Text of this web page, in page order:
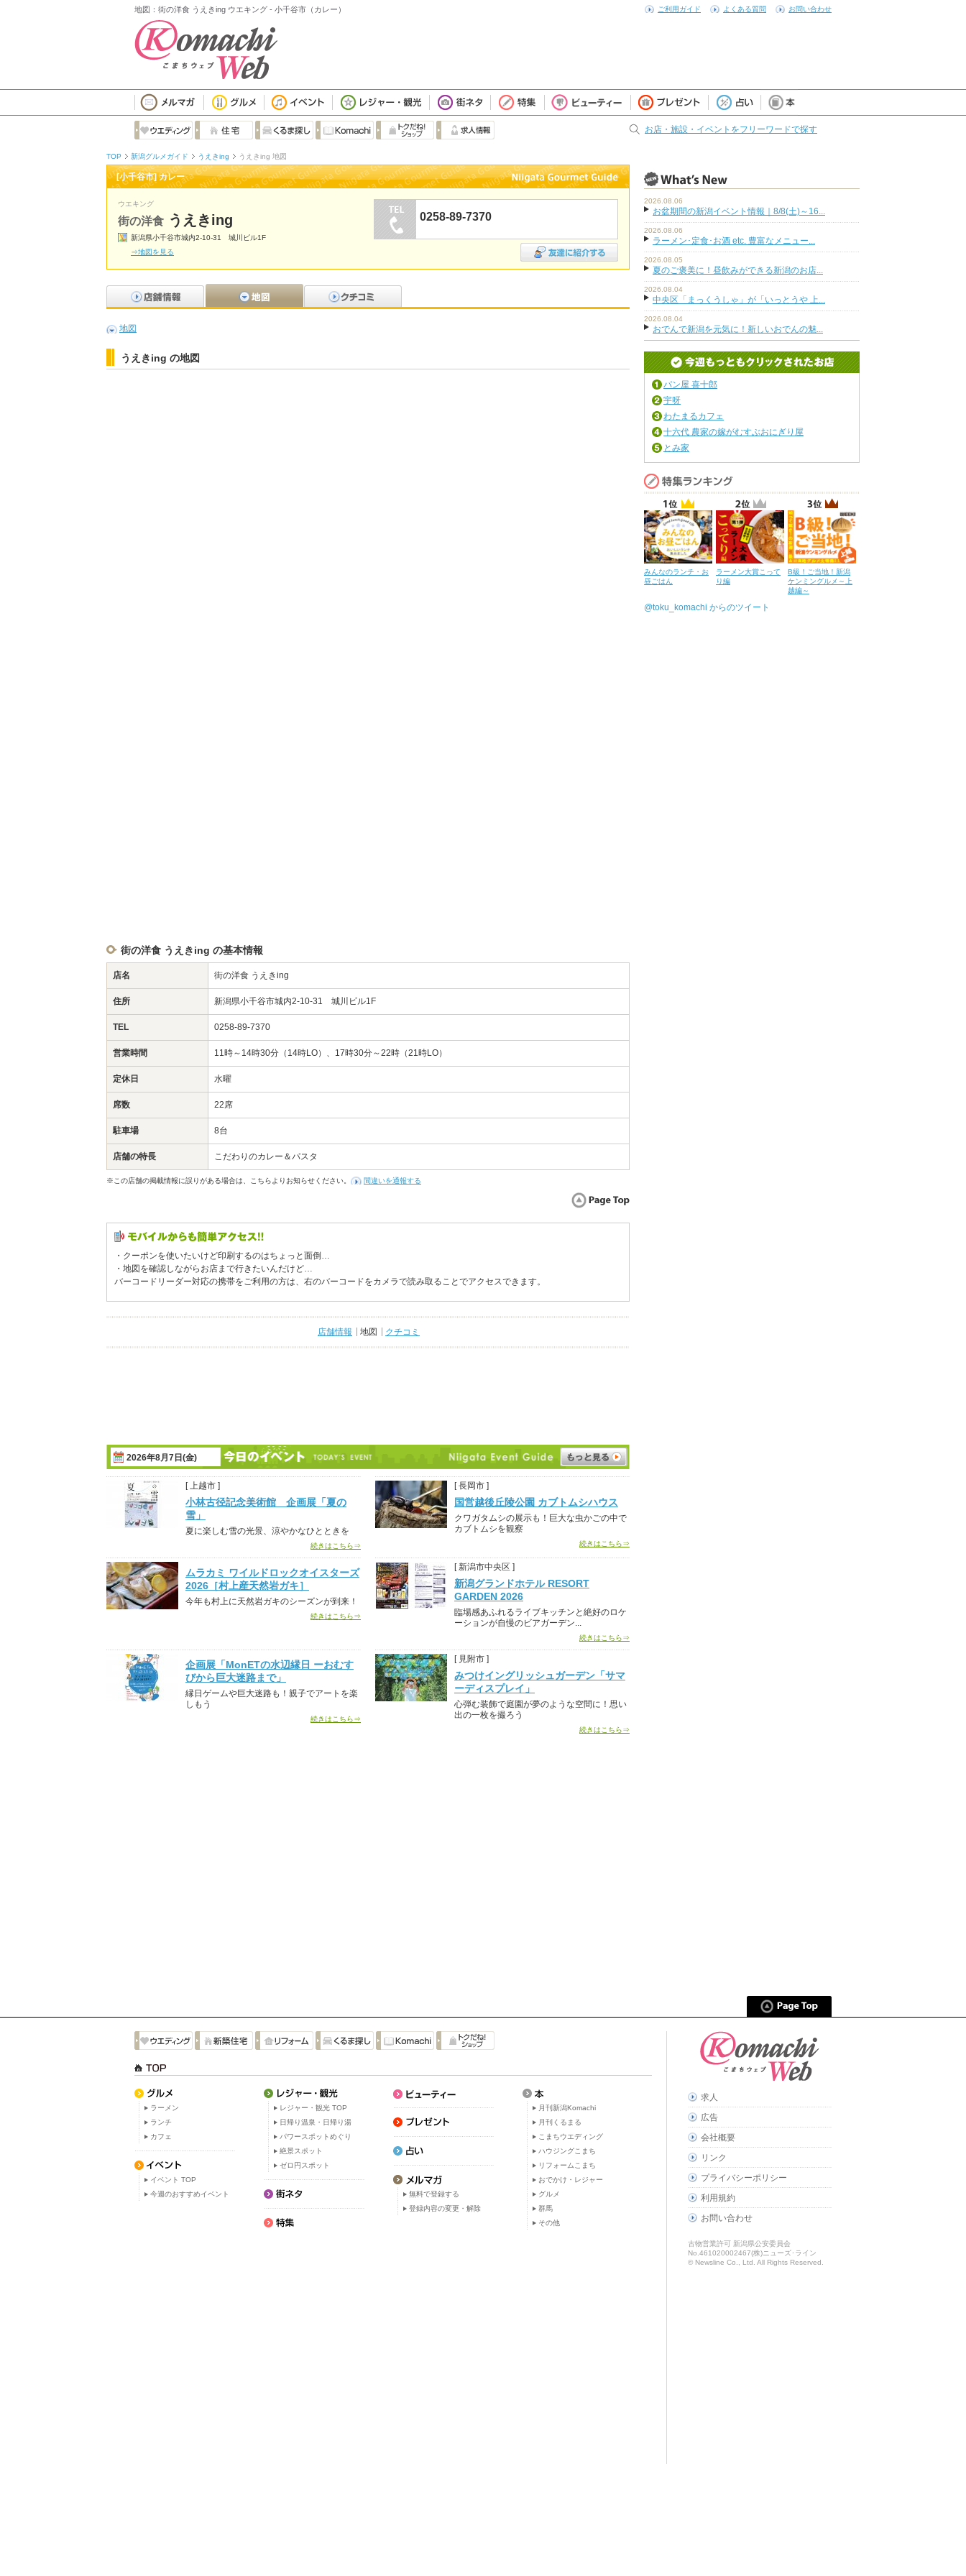
地図：街の洋食 うえきing ウエキング - 小千谷市（カレー） ご利用ガイド よくある質問 お問い合わせ
お店・施設・イベントをフリーワードで探す
TOP 新潟グルメガイド うえきing うえきing 地図
[小千谷市] カレー
ウエキング
街の洋食 うえきing
新潟県小千谷市城内2-10-31 城川ビル1F
⇒地図を見る
0258-89-7370
地図
うえきing の地図
街の洋食 うえきing の基本情報
店名 街の洋食 うえきing
住所 新潟県小千谷市城内2-10-31 城川ビル1F
TEL 0258-89-7370
営業時間 11時～14時30分（14時LO）、17時30分～22時（21時LO）
定休日 水曜
席数 22席
駐車場 8台
店舗の特長 こだわりのカレー＆パスタ
※この店舗の掲載情報に誤りがある場合は、こちらよりお知らせください。 間違いを通報する
・クーポンを使いたいけど印刷するのはちょっと面倒…
・地図を確認しながらお店まで行きたいんだけど…
バーコードリーダー対応の携帯をご利用の方は、右のバーコードをカメラで読み取ることでアクセスできます。
店舗情報 地図 クチコミ
2026年8月7日(金)
[ 上越市 ]
小林古径記念美術館 企画展「夏の
雪」
夏に楽しむ雪の光景、涼やかなひとときを
続きはこちら⇒
[ 長岡市 ]
国営越後丘陵公園 カブトムシハウス
クワガタムシの展示も！巨大な虫かごの中で
カブトムシを観察
続きはこちら⇒
ムラカミ ワイルドロックオイスターズ
2026［村上産天然岩ガキ］
今年も村上に天然岩ガキのシーズンが到来！
続きはこちら⇒
[ 新潟市中央区 ]
新潟グランドホテル RESORT
GARDEN 2026
臨場感あふれるライブキッチンと絶好のロケ
ーションが自慢のビアガーデン...
続きはこちら⇒
企画展「MonETの水辺縁日 ーおむす
びから巨大迷路まで」
縁日ゲームや巨大迷路も！親子でアートを楽
しもう
続きはこちら⇒
[ 見附市 ]
みつけイングリッシュガーデン「サマ
ーディスプレイ」
心弾む装飾で庭園が夢のような空間に！思い
出の一枚を撮ろう
続きはこちら⇒
2026.08.06
お盆期間の新潟イベント情報｜8/8(土)～16...
2026.08.06
ラーメン･定食･お酒 etc. 豊富なメニュー...
2026.08.05
夏のご褒美に！昼飲みができる新潟のお店...
2026.08.04
中央区「まっくうしゃ」が「いっとうや 上...
2026.08.04
おでんで新潟を元気に！新しいおでんの魅...
パン屋 喜十郎
宇呀
わたまるカフェ
十六代 農家の嫁がむすぶおにぎり屋
とみ家
みんなのランチ・お
昼ごはん
ラーメン大賞こって
り編
B級！ご当地！新潟
ケンミングルメ～上
越編～
@toku_komachi からのツイート
ラーメン
ランチ
カフェ
イベント TOP
今週のおすすめイベント
レジャー・観光 TOP
日帰り温泉・日帰り湯
パワースポットめぐり
絶景スポット
ゼロ円スポット
無料で登録する
登録内容の変更・解除
月刊新潟Komachi
月刊くるまる
こまちウエディング
ハウジングこまち
リフォームこまち
おでかけ・レジャー
グルメ
群馬
その他
求人
広告
会社概要
リンク
プライバシーポリシー
利用規約
お問い合わせ
古物営業許可 新潟県公安委員会
No.461020002467(株)ニューズ･ライン
© Newsline Co., Ltd. All Rights Reserved.